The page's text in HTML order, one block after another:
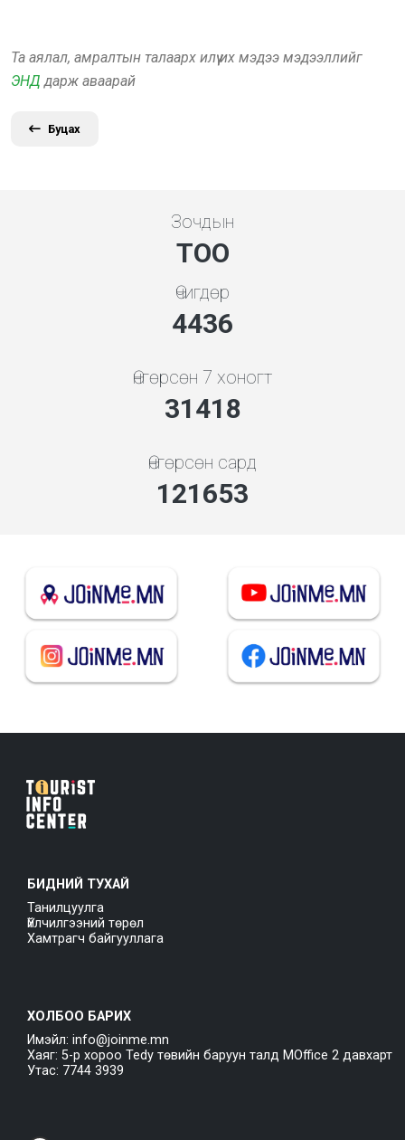
Та аялал, амралтын талаарх илүү их мэдээ мэдээллийг
ЭНД дарж аваарай
Буцах
Зочдын
ТОО
Өчигдөр
4778
Өнгөрсөн 7 хоногт
33834
Өнгөрсөн сард
131011
БИДНИЙ ТУХАЙ
Танилцуулга
Үйлчилгээний төрөл
Хамтрагч байгууллага
ХОЛБОО БАРИХ
Имэйл: info@joinme.mn
Хаяг: 5-р хороо Tedy төвийн баруун талд MOffice 2 давхарт
Утас: 7744 3939